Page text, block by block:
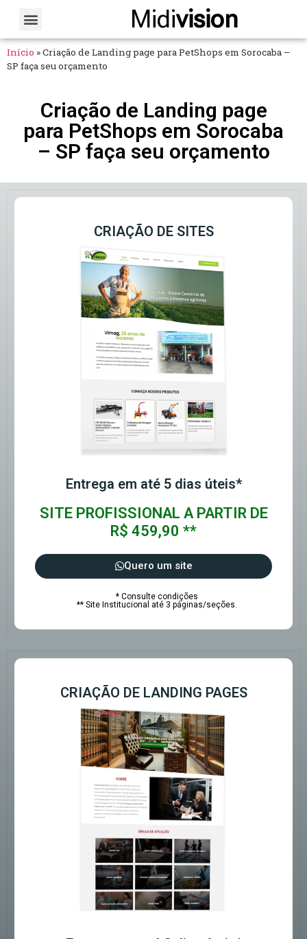
Midivision
Início »Criação de Landing page para PetShops em Sorocaba –
SP faça seu orçamento
Criação de Landing page
para PetShops em Sorocaba
– SP faça seu orçamento
CRIAÇÃO DE SITES
Entrega em até 5 dias úteis*
SITE PROFISSIONAL A PARTIR DE
R$ 459,90 **
Quero um site
* Consulte condições
** Site Institucional até 3 páginas/seções.
CRIAÇÃO DE LANDING PAGES